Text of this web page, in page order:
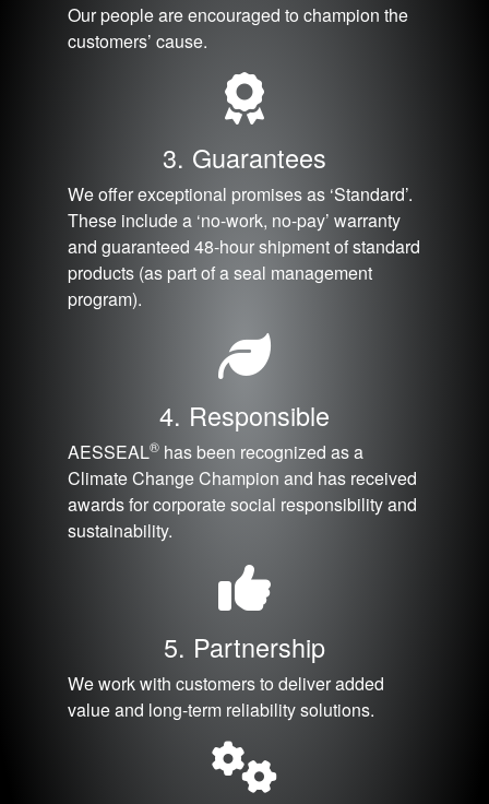
视频
Our people are encouraged to champion the
customers’ cause.
3. Guarantees
We offer exceptional promises as ‘Standard’.
These include a ‘no-work, no-pay’ warranty
and guaranteed 48-hour shipment of standard
products (as part of a seal management
program).
4. Responsible
AESSEAL® has been recognized as a
Climate Change Champion and has received
awards for corporate social responsibility and
sustainability.
5. Partnership
We work with customers to deliver added
value and long-term reliability solutions.